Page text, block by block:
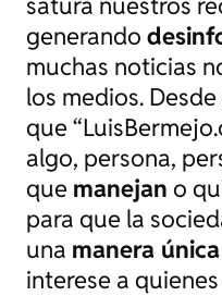
generando
muchas noticias
los medios.
que
algo, persona,
que manejan o
para que la
una manera única
interese a